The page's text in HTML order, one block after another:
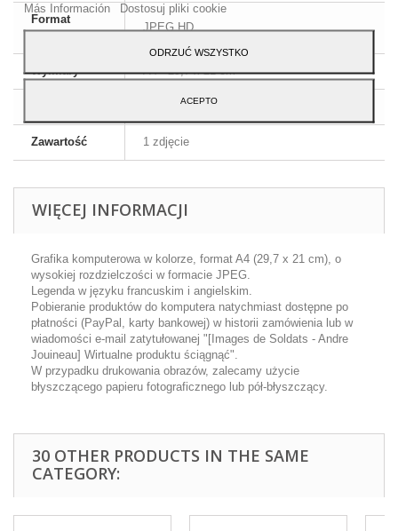
Format
obrazu
JPEG HD
Wymiary A4 - 29,7 x 21 cm
Angielski i francuski
Zawartość 1 zdjęcie
WIĘCEJ INFORMACJI
Grafika komputerowa w kolorze, format A4 (29,7 x 21 cm), o
wysokiej rozdzielczości w formacie JPEG.
Legenda w języku francuskim i angielskim.
Pobieranie produktów do komputera natychmiast dostępne po
płatności (PayPal, karty bankowej) w historii zamówienia lub w
wiadomości e-mail zatytułowanej "[Images de Soldats - Andre
Jouineau] Wirtualne produktu ściągnąć".
W przypadku drukowania obrazów, zalecamy użycie
błyszczącego papieru fotograficznego lub pół-błyszczący.
30 OTHER PRODUCTS IN THE SAME
CATEGORY:
Más Información
Dostosuj pliki cookie
ODRZUĆ WSZYSTKO
ACEPTO